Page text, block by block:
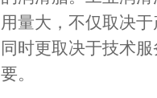
用量大，不仅取决
同时更取决于技术
要。